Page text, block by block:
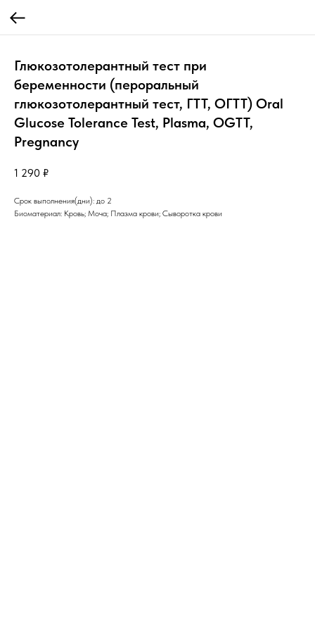
Глюкозотолерантный тест при
беременности (пероральный
глюкозотолерантный тест, ГТТ, ОГТТ) Oral
Glucose Tolerance Test, Plasma, OGTT,
Pregnancy
1 290 ₽
Срок выполнения(дни): до 2
Биоматериал: Кровь; Моча; Плазма крови; Сыворотка крови